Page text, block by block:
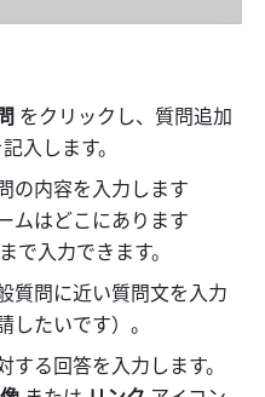
をクリックし、質問追加
入します。
の内容を入力します
ムはどこにあります
で入力できます。
質問に近い質問文を入力
したいです）。
る回答を入力します。